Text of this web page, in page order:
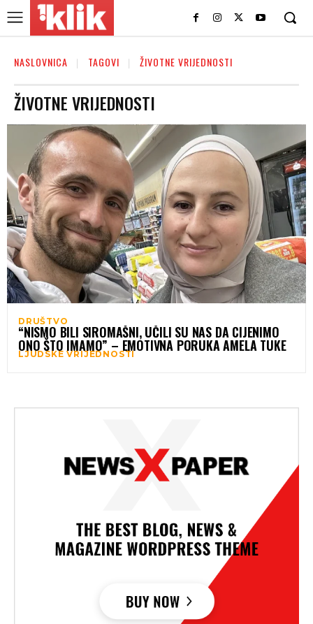
NASLOVNICA TAGOVI ŽIVOTNE VRIJEDNOSTI
ŽIVOTNE VRIJEDNOSTI
DRUŠTVO
“NISMO BILI SIROMAŠNI, UČILI SU NAS DA CIJENIMO
ONO ŠTO IMAMO” – EMOTIVNA PORUKA AMELA TUKE
LJUDSKE VRIJEDNOSTI